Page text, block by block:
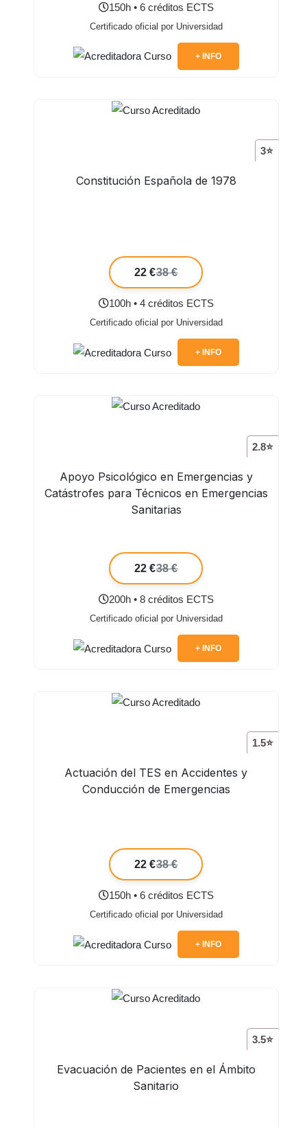
150h • 6 créditos ECTS
Certificado oficial por Universidad
+ INFO
3⭐
Constitución Española de 1978
22 €38 €
100h • 4 créditos ECTS
Certificado oficial por Universidad
+ INFO
2.8⭐
Apoyo Psicológico en Emergencias y
Catástrofes para Técnicos en Emergencias
Sanitarias
22 €38 €
200h • 8 créditos ECTS
Certificado oficial por Universidad
+ INFO
1.5⭐
Actuación del TES en Accidentes y
Conducción de Emergencias
22 €38 €
150h • 6 créditos ECTS
Certificado oficial por Universidad
+ INFO
3.5⭐
Evacuación de Pacientes en el Ámbito
Sanitario